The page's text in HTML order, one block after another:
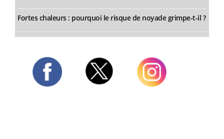
Fortes chaleurs : pourquoi le risque de noyade grimpe-t-il ?